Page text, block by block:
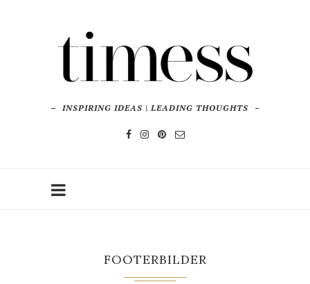
INSPIRING IDEAS | LEADING THOUGHTS
FOOTERBILDER